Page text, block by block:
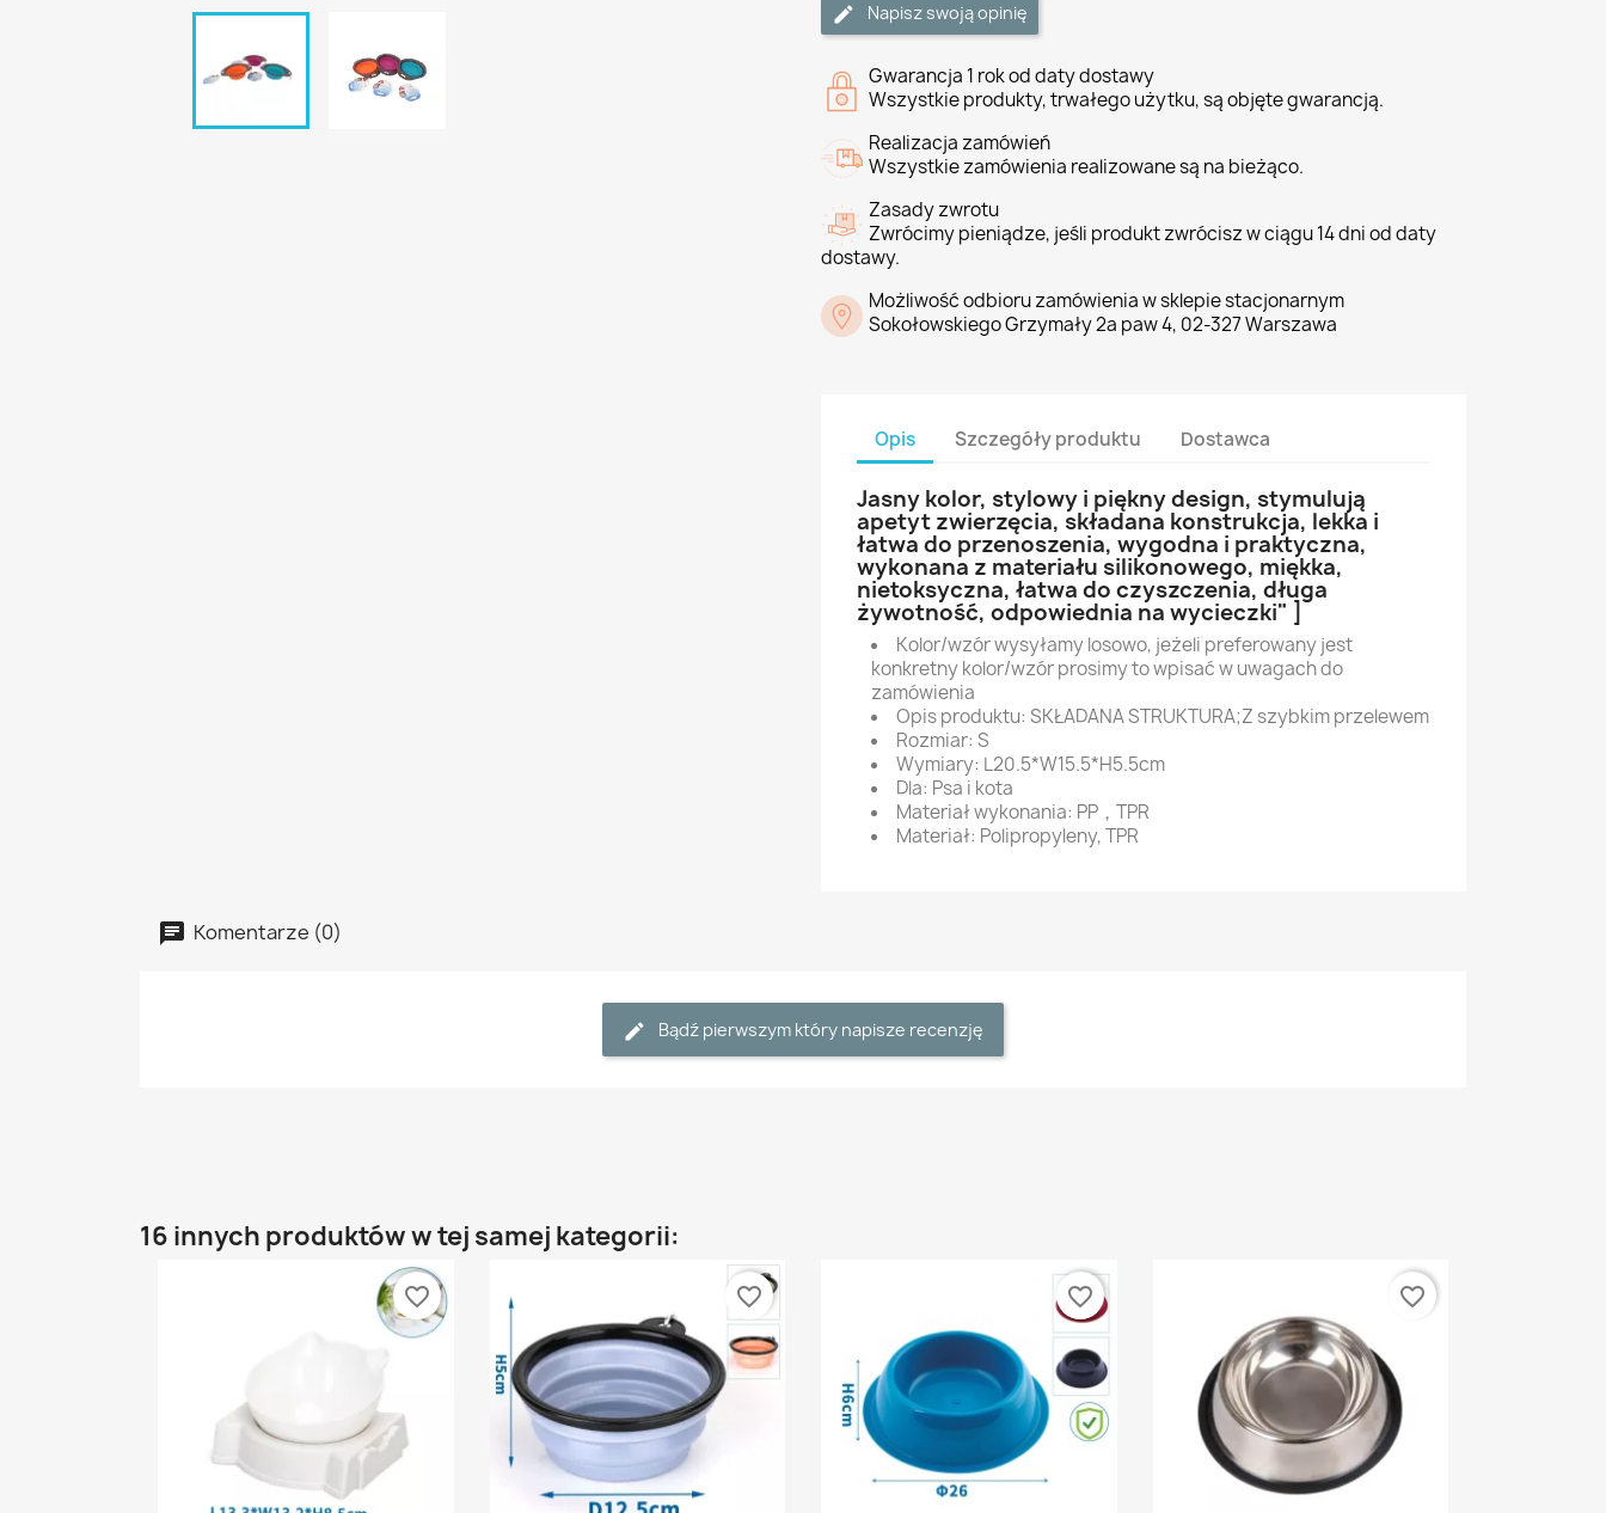
Napisz swoją opinię
Gwarancja 1 rok od daty dostawy
Wszystkie produkty, trwałego użytku, są objęte gwarancją.
Realizacja zamówień
Wszystkie zamówienia realizowane są na bieżąco.
Zasady zwrotu
Zwrócimy pieniądze, jeśli produkt zwrócisz w ciągu 14 dni od daty
dostawy.
Możliwość odbioru zamówienia w sklepie stacjonarnym
Sokołowskiego Grzymały 2a paw 4, 02-327 Warszawa
Opis Szczegóły produktu Dostawca
Jasny kolor, stylowy i piękny design, stymulują
apetyt zwierzęcia, składana konstrukcja, lekka i
łatwa do przenoszenia, wygodna i praktyczna,
wykonana z materiału silikonowego, miękka,
nietoksyczna, łatwa do czyszczenia, długa
żywotność, odpowiednia na wycieczki" ]
Kolor/wzór wysyłamy losowo, jeżeli preferowany jest
konkretny kolor/wzór prosimy to wpisać w uwagach do
zamówienia
Opis produktu: SKŁADANA STRUKTURA;Z szybkim przelewem
Rozmiar: S
Wymiary: L20.5*W15.5*H5.5cm
Dla: Psa i kota
Materiał wykonania: PP，TPR
Materiał: Polipropyleny, TPR
Komentarze (0)
Bądź pierwszym który napisze recenzję
16 innych produktów w tej samej kategorii:
favorite_border favorite_border favorite_border favorite_border